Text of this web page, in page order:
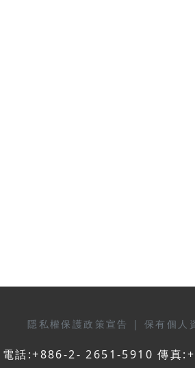
隱私權保護政策宣告 | 保有個人
電話:+886-2- 2651-5910 傳真